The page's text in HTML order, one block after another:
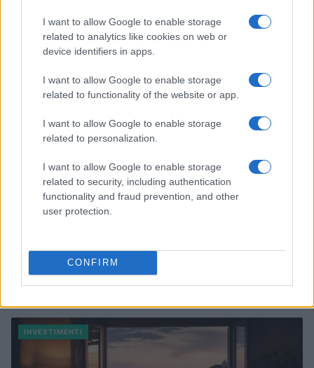
I want to allow Google to enable storage
related to analytics like cookies on web or
device identifiers in apps.
I want to allow Google to enable storage
related to functionality of the website or app.
I want to allow Google to enable storage
related to personalization.
I want to allow Google to enable storage
related to security, including authentication
functionality and fraud prevention, and other
user protection.
CONFIRM
Continua a leggere
INVESTIMENTI
Come distinguere rumore e informazione azionabile nei
mercati
INVESTIMENTI